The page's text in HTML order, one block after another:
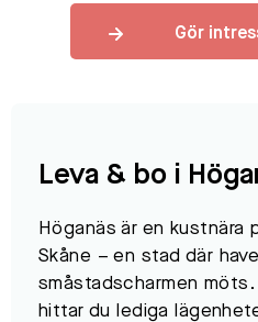
Gör
Leva & bo i
Höganäs är en kustnära
Skåne – en stad där
småstadscharmen
hittar du lediga